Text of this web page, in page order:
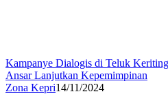
Kampanye Dialogis di Teluk
Ansar Lanjutkan Kepemimpinan
Zona Kepri14/11/2024